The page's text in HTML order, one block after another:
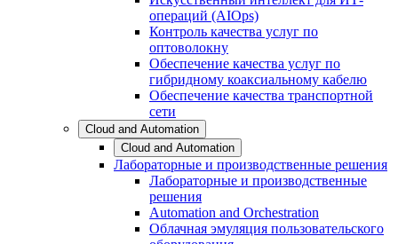
операций (AIOps)
Контроль качества услуг по
оптоволокну
Обеспечение качества услуг по
гибридному коаксиальному кабелю
Обеспечение качества транспортной
сети
Cloud and Automation
Cloud and Automation
Лабораторные и производственные решения
Лабораторные и производственные
решения
Automation and Orchestration
Облачная эмуляция пользовательского